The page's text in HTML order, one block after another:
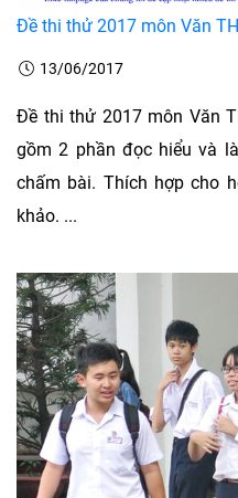
Đề thi thử 2017 môn Văn
13/06/2017
Đề thi thử 2017 môn Văn
gồm 2 phần đọc hiểu và
chấm bài. Thích hợp cho
khảo. ...